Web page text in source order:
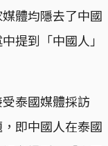
體均隱去了中國
提到「中國人」
泰國媒體採訪
即中國人在泰國